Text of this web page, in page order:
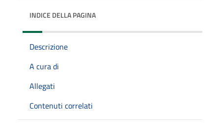
INDICE DELLA PAGINA
Descrizione
A cura di
Allegati
Contenuti correlati